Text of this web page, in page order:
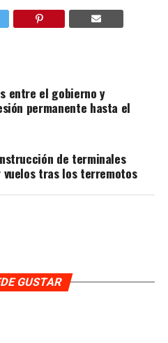
entre el gobierno y
permanente hasta el
de terminales
tras los terremotos
GUSTAR